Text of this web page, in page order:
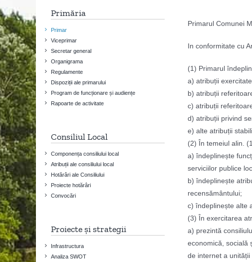
Primarul Comunei
In conformitate cu
(1) Primarul
a) atribuții
b) atribuții
c) atribuții
d) atribuții privind
e) alte atribuții
(2) În temeiul alin.
a) îndeplinește
serviciilor publice
b) îndeplinește
recensământului;
c) îndeplinește alte
(3) În exercitarea
a) prezintă
economică, socială
de internet a
Primăria
Primar
Viceprimar
Secretar general
Organigrama
Regulamente
Dispoziții ale primarului
Program de funcționare și audiențe
Rapoarte de activitate
Consiliul Local
Componența consiliului local
Atribuții ale consiliului local
Hotărâri ale Consiliului
Proiecte hotărâri
Convocări
Proiecte și strategii
Infrastructura
Analiza SWOT